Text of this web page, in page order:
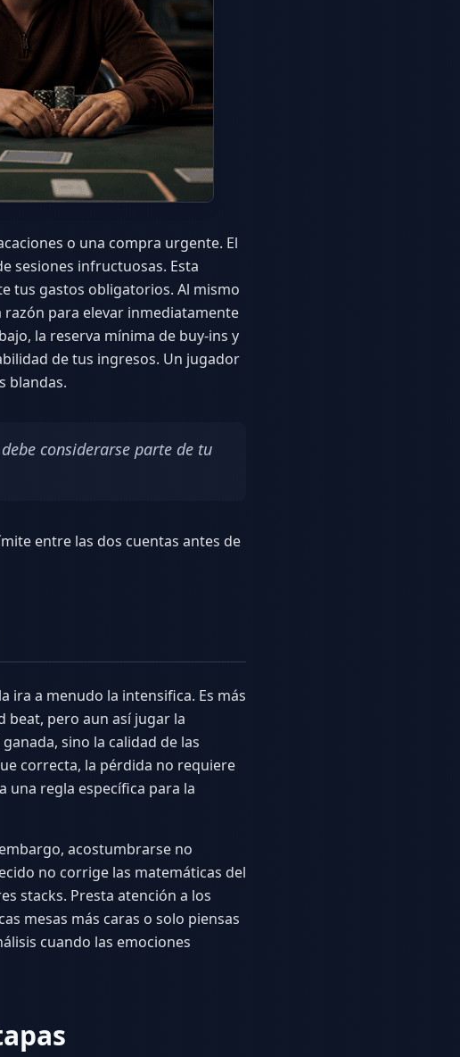
o una compra urgente. El
sesiones infructuosas. Esta
tus gastos obligatorios. Al mismo
para elevar inmediatamente
la reserva mínima de buy-ins y
de tus ingresos. Un jugador
blandas.
considerarse parte de tu
entre las dos cuentas antes de
ira a menudo la intensifica. Es más
beat, pero aun así jugar la
sino la calidad de las
correcta, la pérdida no requiere
una regla específica para la
acostumbrarse no
no corrige las matemáticas del
stacks. Presta atención a los
mesas más caras o solo piensas
cuando las emociones